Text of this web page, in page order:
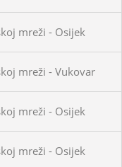
mreži - Osijek
mreži - Vukovar
mreži - Osijek
mreži - Osijek